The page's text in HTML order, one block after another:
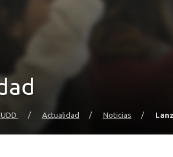
/ Actualidad / Noticias /